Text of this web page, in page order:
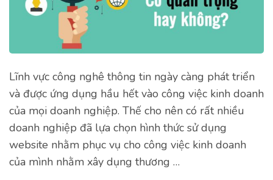
Lĩnh vực công nghê thông tin ngày càng phát triển
và được ứng dụng hầu hết vào công việc kinh doanh
của mọi doanh nghiệp. Thế cho nên có rất nhiều
doanh nghiệp đã lựa chọn hình thức sử dụng
website nhằm phục vụ cho công việc kinh doanh
của mình nhằm xây dụng thương …